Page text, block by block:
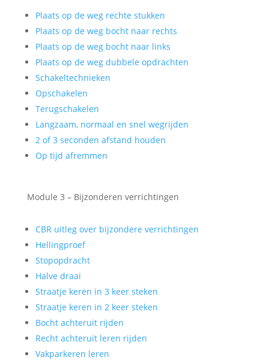
Plaats op de weg rechte stukken
Plaats op de weg bocht naar rechts
Plaats op de weg bocht naar links
Plaats op de weg dubbele opdrachten
Schakeltechnieken
Opschakelen
Terugschakelen
Langzaam, normaal en snel wegrijden
2 of 3 seconden afstand houden
Op tijd afremmen
Module 3 – Bijzonderen verrichtingen
CBR uitleg over bijzondere verrichtingen
Hellingproef
Stopopdracht
Halve draai
Straatje keren in 3 keer steken
Straatje keren in 2 keer steken
Bocht achteruit rijden
Recht achteruit leren rijden
Vakparkeren leren